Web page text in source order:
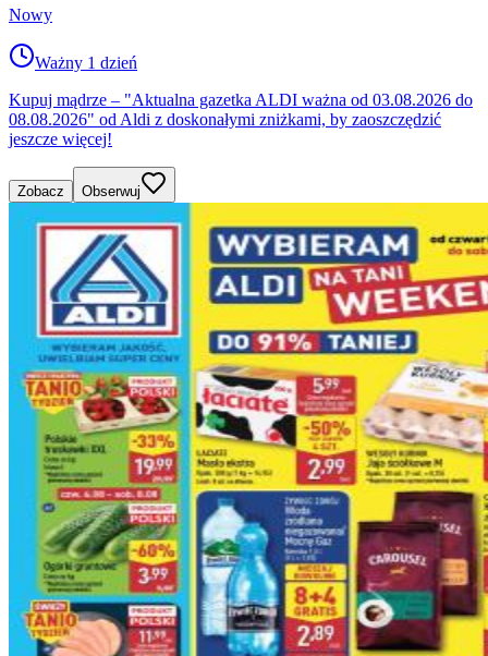
Nowy
Ważny 1 dzień
Kupuj mądrze – "Aktualna gazetka ALDI ważna od 03.08.2026 do
08.08.2026" od Aldi z doskonałymi zniżkami, by zaoszczędzić
jeszcze więcej!
Zobacz Obserwuj